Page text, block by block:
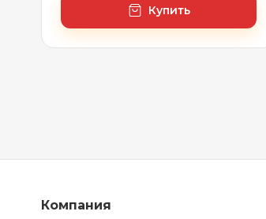
Купить
Компания